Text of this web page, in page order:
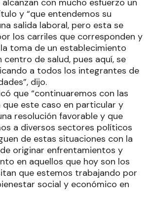
con mucho esfuerzo un
y “que entendemos su
salida laboral, pero esta se
los carriles que corresponden y
toma de un establecimiento
centro de salud, pues aquí, se
a todos los integrantes de
dijo.
que “continuaremos con las
este caso en particular y
resolución favorable y que
a diversos sectores políticos
de estas situaciones con la
originar enfrentamientos y
en aquellos que hoy son los
que estemos trabajando por
social y económico en